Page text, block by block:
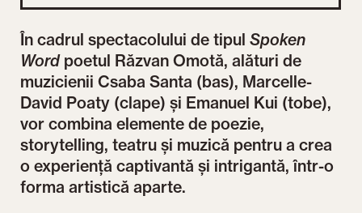
În cadrul spectacolului de tipulSpoken
Wordpoetul Răzvan Omotă, alături de
muzicienii Csaba Santa (bas), Marcelle-
David Poaty (clape) și Emanuel Kui (tobe),
vor combinaelemente de poezie,
storytelling, teatru și muzică pentru a crea
o experiență captivantă și intrigantă, într-o
forma artistică aparte.